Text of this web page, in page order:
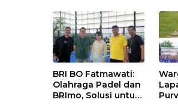
BRI BO Fatmawati:
Olahraga Padel dan
BRImo, Solusi untuk